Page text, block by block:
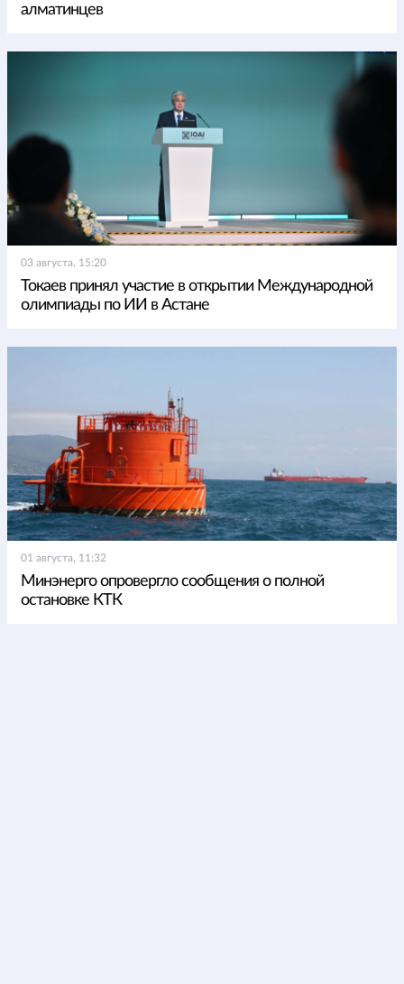
алматинцев
03 августа, 15:20
Токаев принял участие в открытии Международной
олимпиады по ИИ в Астане
01 августа, 11:32
Минэнерго опровергло сообщения о полной
остановке КТК